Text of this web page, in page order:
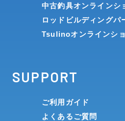
中古釣具オンラインシ
ロッドビルディングパ
Tsulinoオンラインシ
SUPPORT
ご利用ガイド
よくあるご質問